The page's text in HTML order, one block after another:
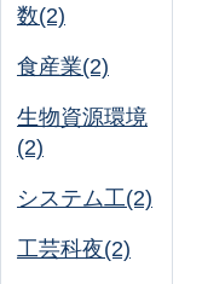
数(2)
食産業(2)
生物資源環境
(2)
システム工(2)
工芸科夜(2)